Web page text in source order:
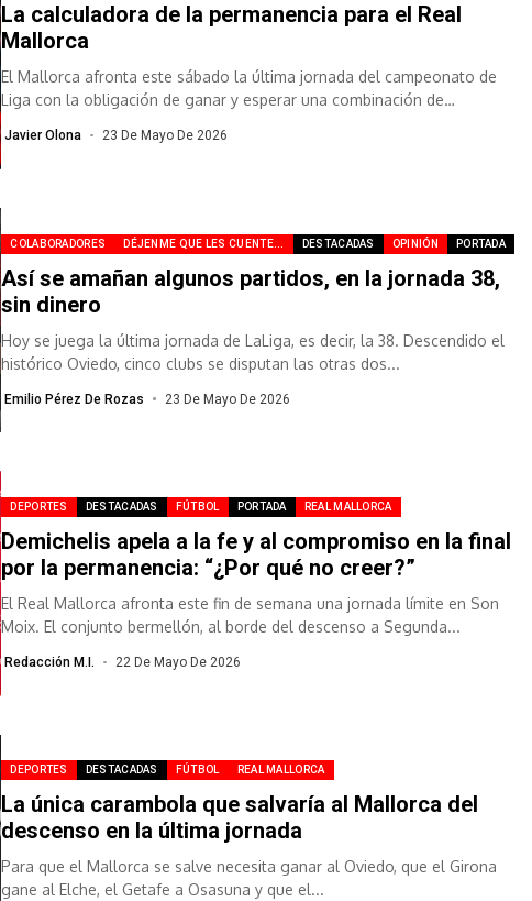
La calculadora de la permanencia para el Real
Mallorca
El Mallorca afronta este sábado la última jornada del campeonato de
Liga con la obligación de ganar y esperar una combinación de
Javier Olona 23 De Mayo De 2026
COLABORADORES DÉJENME QUE LES CUENTE... DESTACADAS OPINIÓN PORTADA
Así se amañan algunos partidos, en la jornada 38,
sin dinero
Hoy se juega la última jornada de LaLiga, es decir, la 38. Descendido el
histórico Oviedo, cinco clubs se disputan las otras dos...
Emilio Pérez De Rozas 23 De Mayo De 2026
DEPORTES DESTACADAS FÚTBOL PORTADA REAL MALLORCA
Demichelis apela a la fe y al compromiso en la final
por la permanencia: “¿Por qué no creer?”
El Real Mallorca afronta este fin de semana una jornada límite en Son
Moix. El conjunto bermellón, al borde del descenso a Segunda...
Redacción M.I. 22 De Mayo De 2026
DEPORTES DESTACADAS FÚTBOL REAL MALLORCA
La única carambola que salvaría al Mallorca del
descenso en la última jornada
Para que el Mallorca se salve necesita ganar al Oviedo, que el Girona
gane al Elche, el Getafe a Osasuna y que el...